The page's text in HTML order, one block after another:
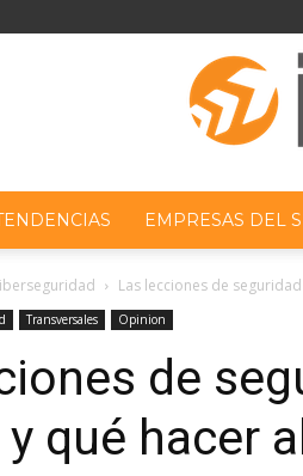
EMPRESAS DEL
Las lecciones de
Transversales Opinion
de
qué hacer